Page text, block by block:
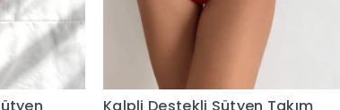
Kalpli Destekli Sütyen Takım